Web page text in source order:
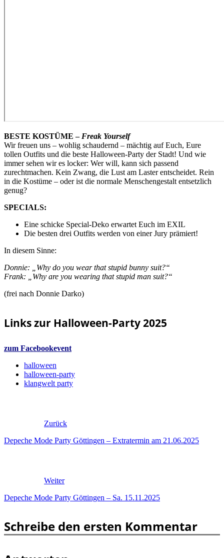
BESTE KOSTÜME – Freak Yourself
Wir freuen uns – wohlig schaudernd – mächtig auf Euch, Eure
tollen Outfits und die beste Halloween-Party der Stadt! Und wie
immer sehen wir es locker: Wer will, kann sich passend
zurechtmachen. Kein Zwang, die Lust am Laster entscheidet. Rein
in die Kostüme – oder ist die normale Menschengestalt entsetzlich
genug?
SPECIALS:
Eine schicke Special-Deko erwartet Euch im EXIL
Die besten drei Outfits werden von einer Jury prämiert!
In diesem Sinne:
Donnie: „Why do you wear that stupid bunny suit?“
Frank: „Why are you wearing that stupid man suit?“
(frei nach Donnie Darko)
Links zur Halloween-Party 2025
zum Facebookevent
halloween
halloween-party
klangwelt party
Zurück
Depeche Mode Party Göttingen – Extratermin am 21.06.2025
Weiter
Depeche Mode Party Göttingen – Sa. 15.11.2025
Schreibe den ersten Kommentar